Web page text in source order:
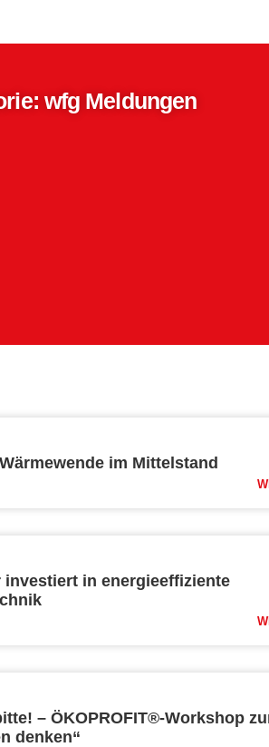
wfg Meldungen
im Mittelstand
investiert in energieeffiziente
– ÖKOPROFIT®-Workshop
denken“